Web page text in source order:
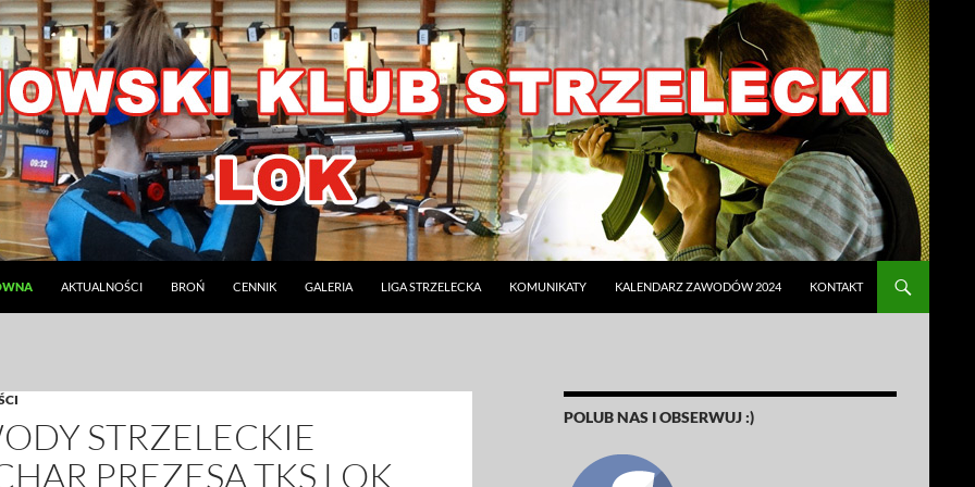
AKTUALNOŚCI BROŃ CENNIK GALERIA LIGA STRZELECKA KOMUNIKATY KALENDARZ ZAWODÓW 2024 KONTAKT
STRZELECKIE
PREZESA TKS LOK
POLUB NAS I OBSERWUJ :)